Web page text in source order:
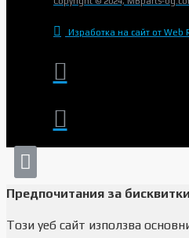
Изработка на сайт от Web
Предпочитания за бисквитки
Този уеб сайт използва